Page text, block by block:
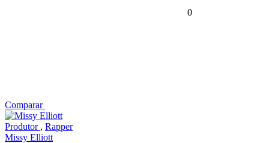
0
Comparar
Produtor , Rapper
Missy Elliott